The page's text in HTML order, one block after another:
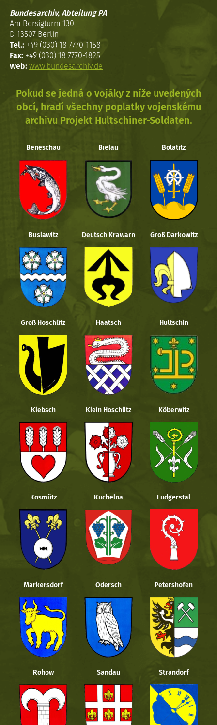
Bundesarchiv, Abteilung PA
Am Borsigturm 130
D-13507 Berlin
Tel.: +49 (030) 18 7770-1158
Fax: +49 (030) 18 7770-1825
Web: www.bundesarchiv.de
Pokud se jedná o vojáky z níže uvedených
obcí, hradí všechny poplatky vojenskému
archivu Projekt Hultschiner-Soldaten.
Beneschau Bielau Bolatitz
Buslawitz Deutsch Krawarn Groß Darkowitz
Groß Hoschütz Haatsch Hultschin
Klebsch Klein Hoschütz Köberwitz
Kosmütz Kuchelna Ludgerstal
Markersdorf Odersch Petershofen
Rohow Sandau Strandorf